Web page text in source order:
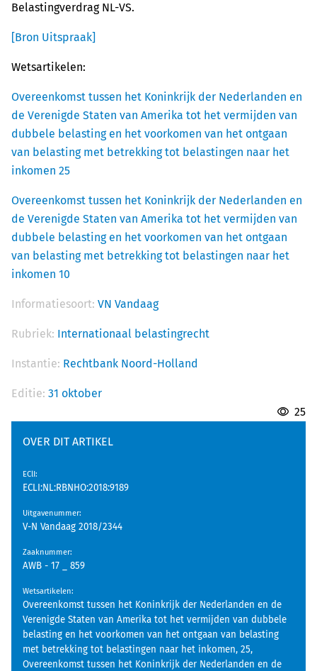
Belastingverdrag NL-VS.
[Bron Uitspraak]
Wetsartikelen:
Overeenkomst tussen het Koninkrijk der Nederlanden en
de Verenigde Staten van Amerika tot het vermijden van
dubbele belasting en het voorkomen van het ontgaan
van belasting met betrekking tot belastingen naar het
inkomen 25
Overeenkomst tussen het Koninkrijk der Nederlanden en
de Verenigde Staten van Amerika tot het vermijden van
dubbele belasting en het voorkomen van het ontgaan
van belasting met betrekking tot belastingen naar het
inkomen 10
Informatiesoort: VN Vandaag
Rubriek: Internationaal belastingrecht
Instantie: Rechtbank Noord-Holland
Editie: 31 oktober
25
OVER DIT ARTIKEL
EClI:
ECLI:NL:RBNHO:2018:9189
Uitgavenummer:
V-N Vandaag 2018/2344
Zaaknummer:
AWB - 17 _ 859
Wetsartikelen:
Overeenkomst tussen het Koninkrijk der Nederlanden en de
Verenigde Staten van Amerika tot het vermijden van dubbele
belasting en het voorkomen van het ontgaan van belasting
met betrekking tot belastingen naar het inkomen, 25,
Overeenkomst tussen het Koninkrijk der Nederlanden en de